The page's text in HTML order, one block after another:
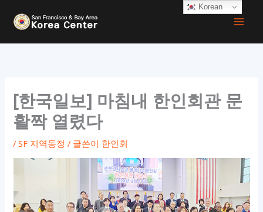
[한국일보] 마침내 한인회관 문
활짝 열렸다
/SF 지역동정 / 글쓴이 한인회
Korean